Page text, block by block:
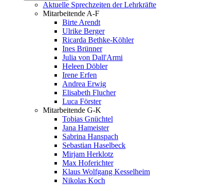
Aktuelle Sprechzeiten der Lehrkräfte
Mitarbeitende A-F
Birte Arendt
Ulrike Berger
Ricarda Bethke-Köhler
Ines Brünner
Julia von Dall'Armi
Heleen Döbler
Irene Erfen
Andrea Erwig
Elisabeth Flucher
Luca Förster
Mitarbeitende G-K
Tobias Gnüchtel
Jana Hameister
Sabrina Hanspach
Sebastian Haselbeck
Mirjam Herklotz
Max Hoferichter
Klaus Wolfgang Kesselheim
Nikolas Koch